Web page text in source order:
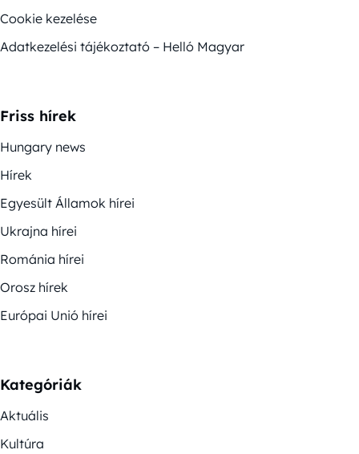
Cookie kezelése
Adatkezelési tájékoztató – Helló Magyar
Friss hírek
Hungary news
Hírek
Egyesült Államok hírei
Ukrajna hírei
Románia hírei
Orosz hírek
Európai Unió hírei
Kategóriák
Aktuális
Kultúra